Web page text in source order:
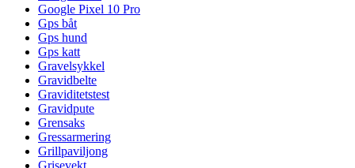
Google Pixel 10 Pro
Gps båt
Gps hund
Gps katt
Gravelsykkel
Gravidbelte
Graviditetstest
Gravidpute
Grensaks
Gressarmering
Grillpaviljong
Grisevekt